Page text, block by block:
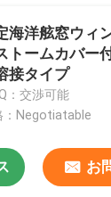
海洋舷窓ウィ
トームカバー
接タイプ
：交渉可能
：Negotiatable
お